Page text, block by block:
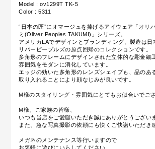
Model : ov1299T TK-5
Color : 5311
“日本の匠”にオマージュを捧げるアイウェア「オリ
ミ(Oliver Peoples TAKUMI)」シリーズ。
アメリカLAでデザインとブランディング、製造は日
リバーピープルズの原点回帰のコレクションです 。
多角形のフレームにデザインされた立体的な彫金細
雰囲気をモダンに消化しています。
エッジの効いた多角形のレンズシェイプも、品のあ
取り入れることにより顔なじみが良いです。
M様のスタイリング・雰囲気にとてもお似合いでご
M様、ご家族の皆様、
いつも当店をご愛顧いただき誠にありがとうござい
また、急な写真撮影の依頼にも快くご快諾いただき
メガネのメンテナンス等行いますので
お気軽に遊びにいらしてください。